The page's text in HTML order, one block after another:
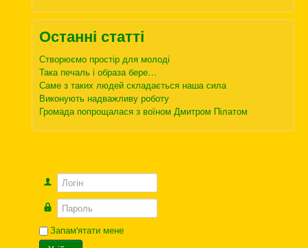
Останні статті
Створюємо простір для молоді
Така печаль і образа бере…
Саме з таких людей складається наша сила
Виконують надважливу роботу
Громада попрощалася з воїном Дмитром Пілатом
Логін
Пароль
Запам'ятати мене